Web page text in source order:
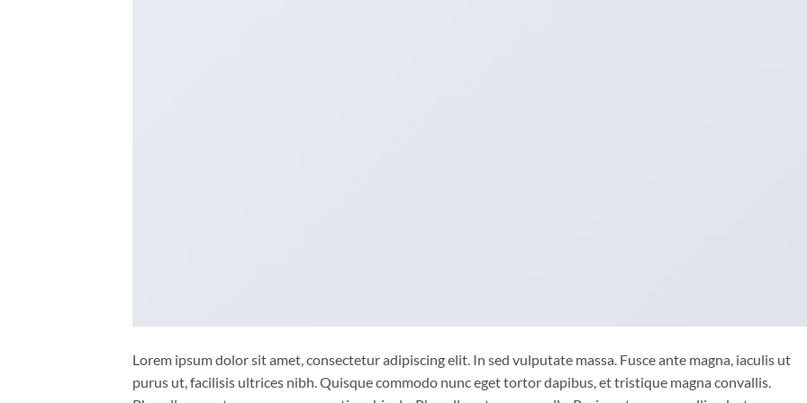
Lorem ipsum dolor sit amet, consectetur adipiscing elit. In sed vulputate massa. Fusce ante magna, iaculis ut
purus ut, facilisis ultrices nibh. Quisque commodo nunc eget tortor dapibus, et tristique magna convallis.